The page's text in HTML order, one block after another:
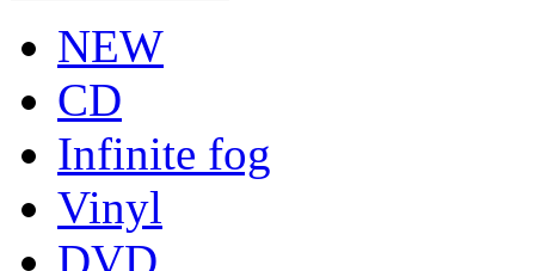
NEW
CD
Infinite fog
Vinyl
DVD